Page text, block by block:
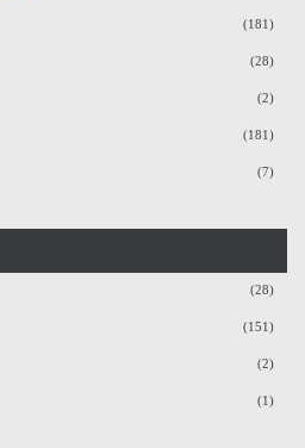
(181)
(28)
(2)
(181)
(7)
(28)
(151)
(2)
(1)